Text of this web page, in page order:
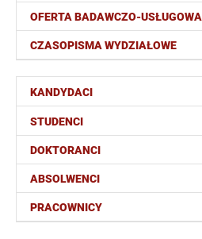
OFERTA BADAWCZO-USŁUGOWA
CZASOPISMA WYDZIAŁOWE
KANDYDACI
STUDENCI
DOKTORANCI
ABSOLWENCI
PRACOWNICY